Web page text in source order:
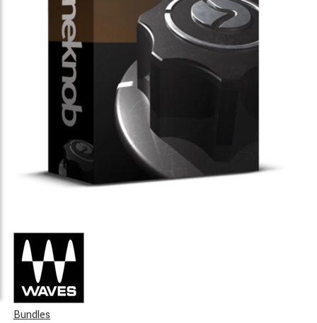
Bundles